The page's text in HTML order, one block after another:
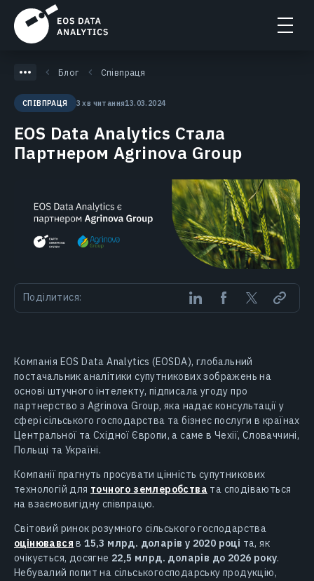
Блог Співпраця
СПІВПРАЦЯ 3 хв читання13.03.2024
EOS Data Analytics Стала
Партнером Agrinova Group
Поділитися:
Компанія EOS Data Analytics (EOSDA), глобальний
постачальник аналітики супутникових зображень на
основі штучного інтелекту, підписала угоду про
партнерство з Agrinova Group, яка надає консультації у
сфері сільського господарства та бізнес послуги в країнах
Центральної та Східної Європи, а саме в Чехії, Словаччині,
Польщі та Україні.
Компанії прагнуть просувати цінність супутникових
технологій для точного землеробства та сподіваються
на взаємовигідну співпрацю.
Світовий ринок розумного сільського господарства
оцінювався в15,3 млрд. доларів у 2020 році та, як
очікується, досягне 22,5 млрд. доларів до 2026 року.
Небувалий попит на сільськогосподарську продукцію,